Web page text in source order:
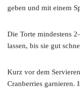
geben und mit einem
Die Torte mindestens
lassen, bis sie gut
Kurz vor dem
Cranberries garnieren.